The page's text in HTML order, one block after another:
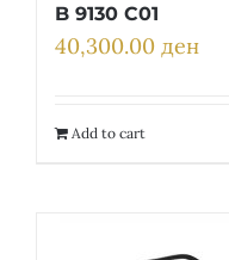
B 9130 C01
40,300.00 ден
Add to cart